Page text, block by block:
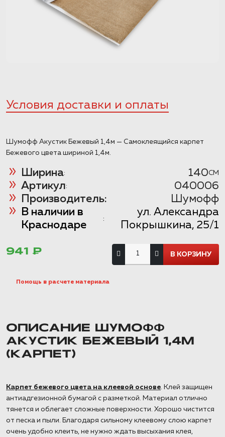
Условия доставки и оплаты
Шумофф Акустик Бежевый 1,4м — Самоклеящийся карпет
Бежевого цвета шириной 1,4м.
Ширина: 140CM
Артикул:
040006
Производитель:
Шумофф
В наличии в
Краснодаре
:
ул. Александра
Покрышкина, 25/1
941 ₽
Помощь в расчете материала
ОПИСАНИЕ ШУМОФФ
АКУСТИК БЕЖЕВЫЙ 1,4М
(КАРПЕТ)
Карпет бежевого цвета на клеевой основе. Клей защищен
антиадгезионной бумагой с разметкой. Материал отлично
тянется и облегает сложные поверхности. Хорошо чистится
от песка и пыли. Благодаря сильному клеевому слою карпет
очень удобно клеить, не нужно ждать высыхания клея,